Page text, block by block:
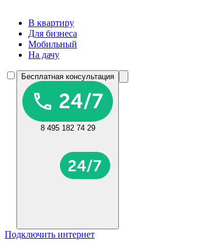
В квартиру
Для бизнеса
Мобильный
На дачу
Бесплатная консультация
8 495 182 74 29
Подключить интернет